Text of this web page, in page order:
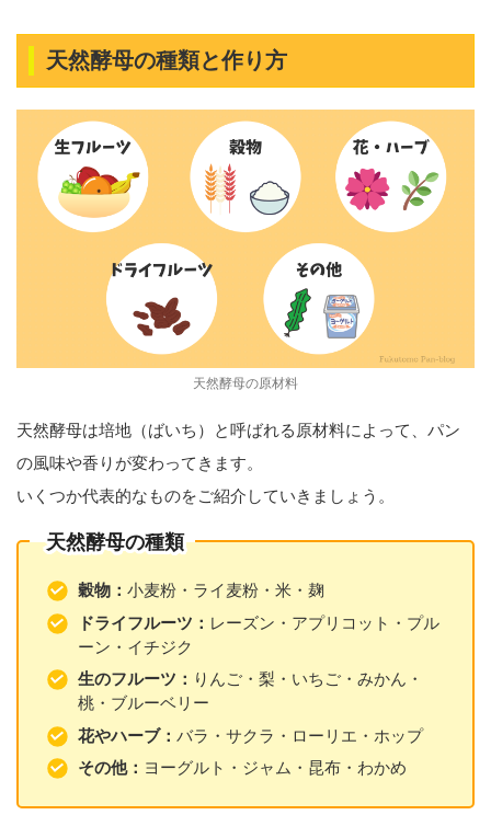
天然酵母の種類と作り方
天然酵母の原材料
天然酵母は培地（ばいち）と呼ばれる原材料によって、パン
の風味や香りが変わってきます。
いくつか代表的なものをご紹介していきましょう。
天然酵母の種類
穀物： 小麦粉・ライ麦粉・米・麹
ドライフルーツ： レーズン・アプリコット・プル
ーン・イチジク
生のフルーツ： りんご・梨・いちご・みかん・
桃・ブルーベリー
花やハーブ： バラ・サクラ・ローリエ・ホップ
その他： ヨーグルト・ジャム・昆布・わかめ